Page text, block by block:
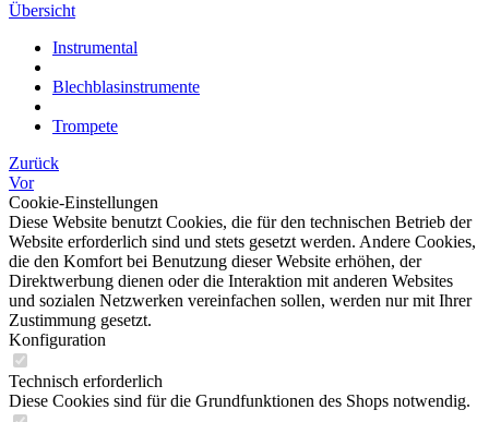
Übersicht
Instrumental
Blechblasinstrumente
Trompete
Zurück
Vor
Cookie-Einstellungen
Diese Website benutzt Cookies, die für den technischen Betrieb der
Website erforderlich sind und stets gesetzt werden. Andere Cookies,
die den Komfort bei Benutzung dieser Website erhöhen, der
Direktwerbung dienen oder die Interaktion mit anderen Websites
und sozialen Netzwerken vereinfachen sollen, werden nur mit Ihrer
Zustimmung gesetzt.
Konfiguration
Technisch erforderlich
Diese Cookies sind für die Grundfunktionen des Shops notwendig.